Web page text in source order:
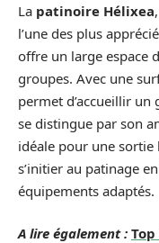
La patinoire Hélixea
l’une des plus
offre un large espace
groupes. Avec une
permet d’accueillir
se distingue par son
idéale pour une sortie
s’initier au patinage
équipements adaptés.
A lire également :